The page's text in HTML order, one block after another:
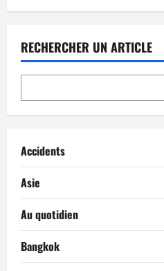
RECHERCHER UN ARTICLE
Accidents
Asie
Au quotidien
Bangkok